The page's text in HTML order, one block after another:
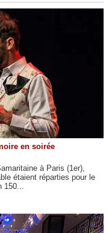
en soirée
à Paris (1er),
étaient réparties pour le